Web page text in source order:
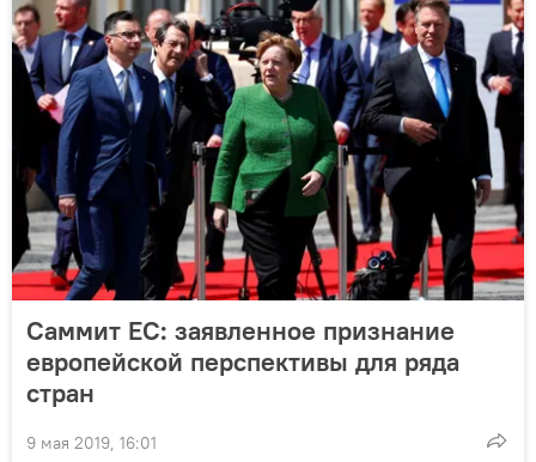
Саммит ЕС: заявленное признание
европейской перспективы для ряда
стран
9 мая 2019, 16:01